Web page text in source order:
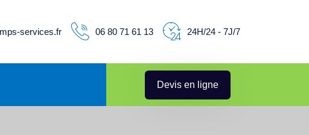
services.fr 06 80 71 61 13 24H/24 - 7J/7
Devis en ligne